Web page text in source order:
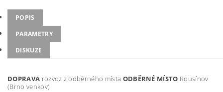
POPIS
PARAMETRY
DISKUZE
DOPRAVA rozvoz z odběrného místa ODBĚRNÉ MÍSTO Rousínov
(Brno venkov)